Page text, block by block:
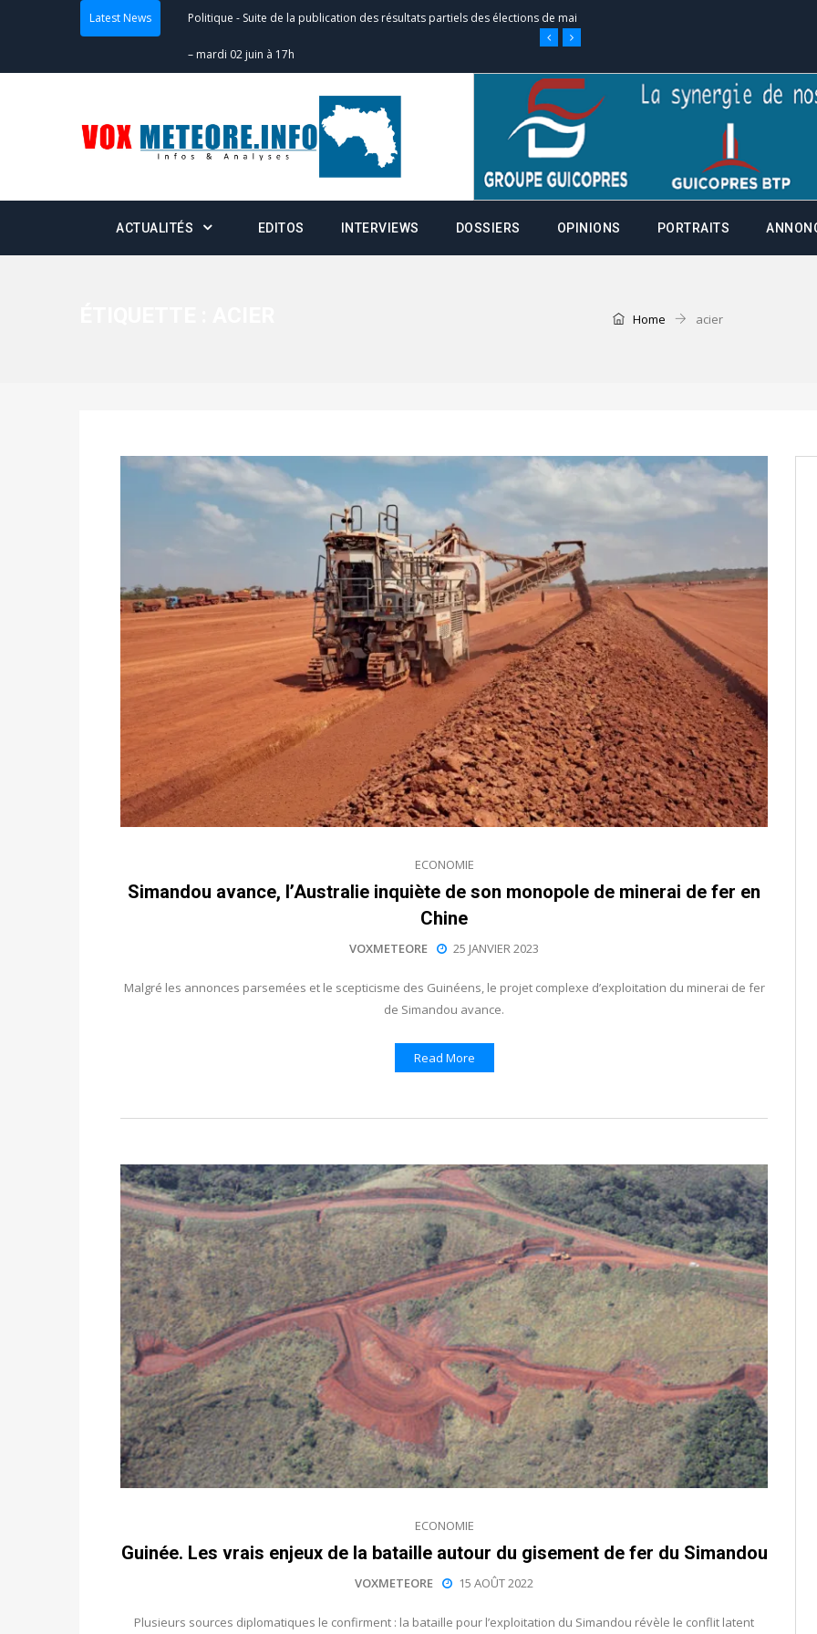
Latest News Politique - Suite de la publication des résultats partiels des élections de mai
– mardi 02 juin à 17h
Scrutins : la DGE active un centre d’appel, joignable au 105, ouvert
24h/24 et 7j/7
Actualités - Double scrutin du 31 mai : fin des campagnes ce jeudi 28 mai à
minuit
Actualités Communiqué relatif à la délivrance de la fiche de procuration
Politique-Double scrutin du 31 mai : retrait des cartes d’électeurs possible
du 16 au 31 mai 2026
Politique- Délégués de bureaux de vote : vos informations à transmettre
avant le 16 mai 2026 à 16h
Politique-Proclamation des résultats globaux provisoires et des
statistiques des législatives et communales : ce 4 juin à 18h
Politique - Suite de la publication des résultats partiels des élections de mai
ce 03 juin à 14h
ACTUALITÉS EDITOS INTERVIEWS DOSSIERS OPINIONS PORTRAITS
Home acier
ECONOMIE
Simandou avance, l’Australie inquiète de son monopole de minerai de fer en
Chine
VOXMETEORE 25 JANVIER 2023
Malgré les annonces parsemées et le scepticisme des Guinéens, le projet complexe d’exploitation du minerai de fer
de Simandou avance.
Read More
ECONOMIE
Guinée. Les vrais enjeux de la bataille autour du gisement de fer du Simandou
VOXMETEORE 15 AOÛT 2022
Plusieurs sources diplomatiques le confirment : la bataille pour l’exploitation du Simandou révèle le conflit latent